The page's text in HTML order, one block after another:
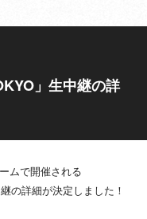
」生中継の詳
ムで開催される
の詳細が決定しました！